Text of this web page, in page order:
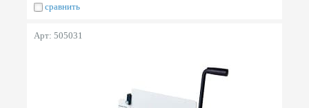
сравнить
Арт: 505031